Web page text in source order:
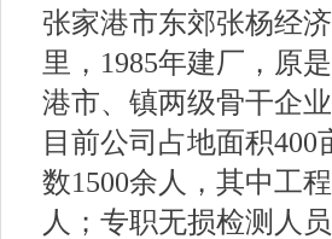
张家港市东郊张杨经
里，1985年建厂，原
港市、镇两级骨干企
目前公司占地面积
数1500余人，其中工
人；专职无损检测人